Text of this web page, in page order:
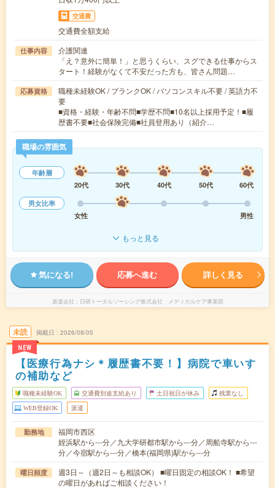
交通費
交通費全額支給
仕事内容
介護関連
「え？意外に簡単！」と思うくらい、スグできる仕事からス
タート！経験がなくて不安だった方も、皆さん問題…
応募資格
職種未経験OK / ブランクOK / パソコンスキル不要 / 英語力不
要
■資格・経験・年齢不問■学歴不問■10名以上採用予定！■履
歴書不要■社会保険完備■社員登用あり（紹介…
職場の雰囲気
年齢層
20代
30代 40代 50代
60代
男女比率
女性
男性
もっと見る
気になる! 応募へ進む 詳しく見る
派遣会社 日研トータルソーシング株式会社 メディカルケア事業部
未読
NEW
掲載日 2026/08/05
【医療行為ナシ＊履歴書不要！】病院で車いす
の補助など
職種未経験OK 交通費別途支給あり 土日祝日が休み 残業なし
WEB登録OK 派遣
勤務地
福岡市西区
姪浜駅から---分／九大学研都市駅から---分／周船寺駅から---
分／今宿駅から---分／橋本(福岡県)駅から---分
曜日頻度
週3日～（週2日～も相談OK） ■曜日固定の相談OK！ ■希望
の曜日があればご相談ください！